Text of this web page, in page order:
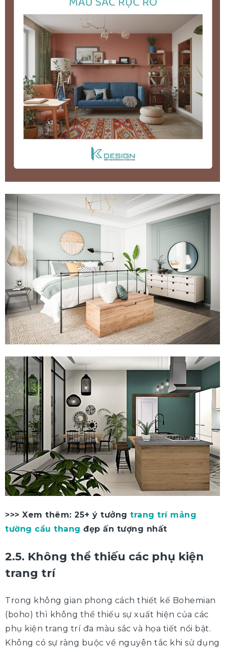
>>> Xem thêm: 25+ ý tưởng trang trí mảng
tường cầu thang đẹp ấn tượng nhất
2.5. Không thể thiếu các phụ kiện
trang trí
Trong không gian phong cách thiết kế Bohemian
(boho) thì không thể thiếu sự xuất hiện của các
phụ kiện trang trí đa màu sắc và họa tiết nổi bật.
Không có sự ràng buộc về nguyên tắc khi sử dụng